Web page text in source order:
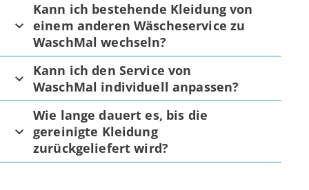
Kann ich bestehende Kleidung von
einem anderen Wäscheservice zu
WaschMal wechseln?
Kann ich den Service von
WaschMal individuell anpassen?
Wie lange dauert es, bis die
gereinigte Kleidung
zurückgeliefert wird?